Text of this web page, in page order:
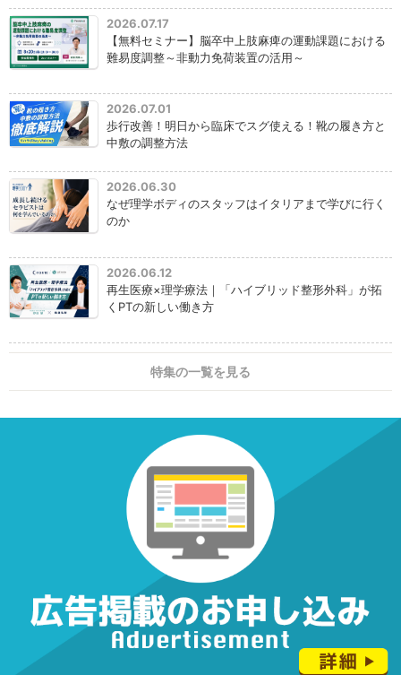
2026.07.17
【無料セミナー】脳卒中上肢麻痺の運動課題における
難易度調整～非動力免荷装置の活用～
2026.07.01
歩行改善！明日から臨床でスグ使える！靴の履き方と
中敷の調整方法
2026.06.30
なぜ理学ボディのスタッフはイタリアまで学びに行く
のか
2026.06.12
再生医療×理学療法｜「ハイブリッド整形外科」が拓
くPTの新しい働き方
特集の一覧を見る